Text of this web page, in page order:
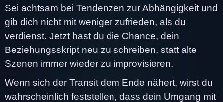
Sei achtsam bei Tendenzen zur Abhängigkeit und
gib dich nicht mit weniger zufrieden, als du
verdienst. Jetzt hast du die Chance, dein
Beziehungsskript neu zu schreiben, statt alte
Szenen immer wieder zu improvisieren.
Wenn sich der Transit dem Ende nähert, wirst du
wahrscheinlich feststellen, dass dein Umgang mit